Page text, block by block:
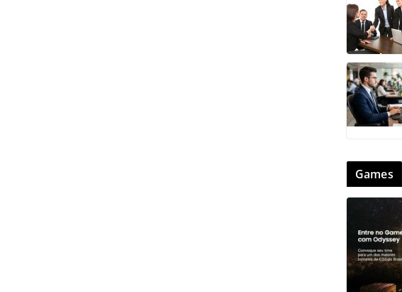
Games